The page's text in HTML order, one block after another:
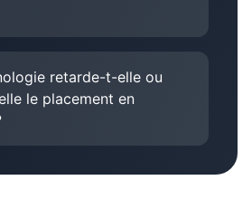
retarde-t-elle ou
le placement en